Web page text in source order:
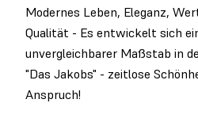
Modernes Leben, Eleganz,
Qualität - Es entwickelt sich
unvergleichbarer Maßstab in
"Das Jakobs" - zeitlose
Anspruch!